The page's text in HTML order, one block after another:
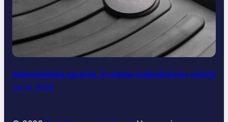
Avtomobilska oprema, ki olajša vsakodnevno vožnjo
Jul 16, 2026